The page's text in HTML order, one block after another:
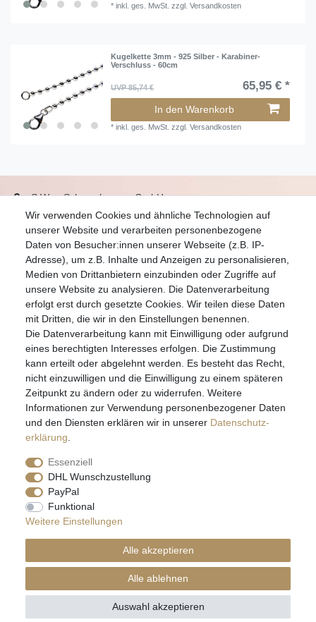
*inkl. ges. MwSt. zzgl.Versandkosten
Kugelkette 3mm - 925 Silber - Karabiner-
Verschluss - 60cm
UVP 85,74 € 65,95 € *
In den Warenkorb
*inkl. ges. MwSt. zzgl.Versandkosten
Wir verwenden Cookies und ähnliche Technologien auf
unserer Website und verarbeiten personenbezogene
Daten von Besucher:innen unserer Webseite (z.B. IP-
Adresse), um z.B. Inhalte und Anzeigen zu personalisieren,
Medien von Drittanbietern einzubinden oder Zugriffe auf
unsere Website zu analysieren. Die Datenverarbeitung
erfolgt erst durch gesetzte Cookies. Wir teilen diese Daten
mit Dritten, die wir in den Einstellungen benennen.
Die Datenverarbeitung kann mit Einwilligung oder aufgrund
eines berechtigten Interesses erfolgen. Die Zustimmung
kann erteilt oder abgelehnt werden. Es besteht das Recht,
nicht einzuwilligen und die Einwilligung zu einem späteren
Zeitpunkt zu ändern oder zu widerrufen. Weitere
Informationen zur Verwendung personenbezogener Daten
und den Diensten erklären wir in unserer Daten­schutz­
erklärung
Essenziell
DHL Wunschzustellung
PayPal
Funktional
Weitere Einstellungen
Alle akzeptieren
Alle ablehnen
Auswahl akzeptieren
S.W.w. Schmuckwaren GmbH
07051-9608828
info@schmuckador.de
Montag bis Freitag 8.30 – 12.00 Uhr und 13.30 bis 17.30 Uhr
Widerrufs­recht Widerrufs­formular Impressum
Daten­schutz­erklärung AGB
E-MAIL **
Hiermit bestätige ich, dass ich die